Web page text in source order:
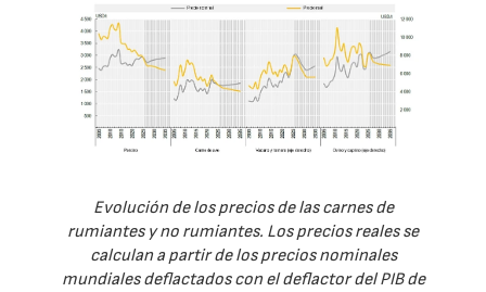
Evolución de los precios de las carnes de
rumiantes y no rumiantes. Los precios reales se
calculan a partir de los precios nominales
mundiales deflactados con el deflactor del PIB de